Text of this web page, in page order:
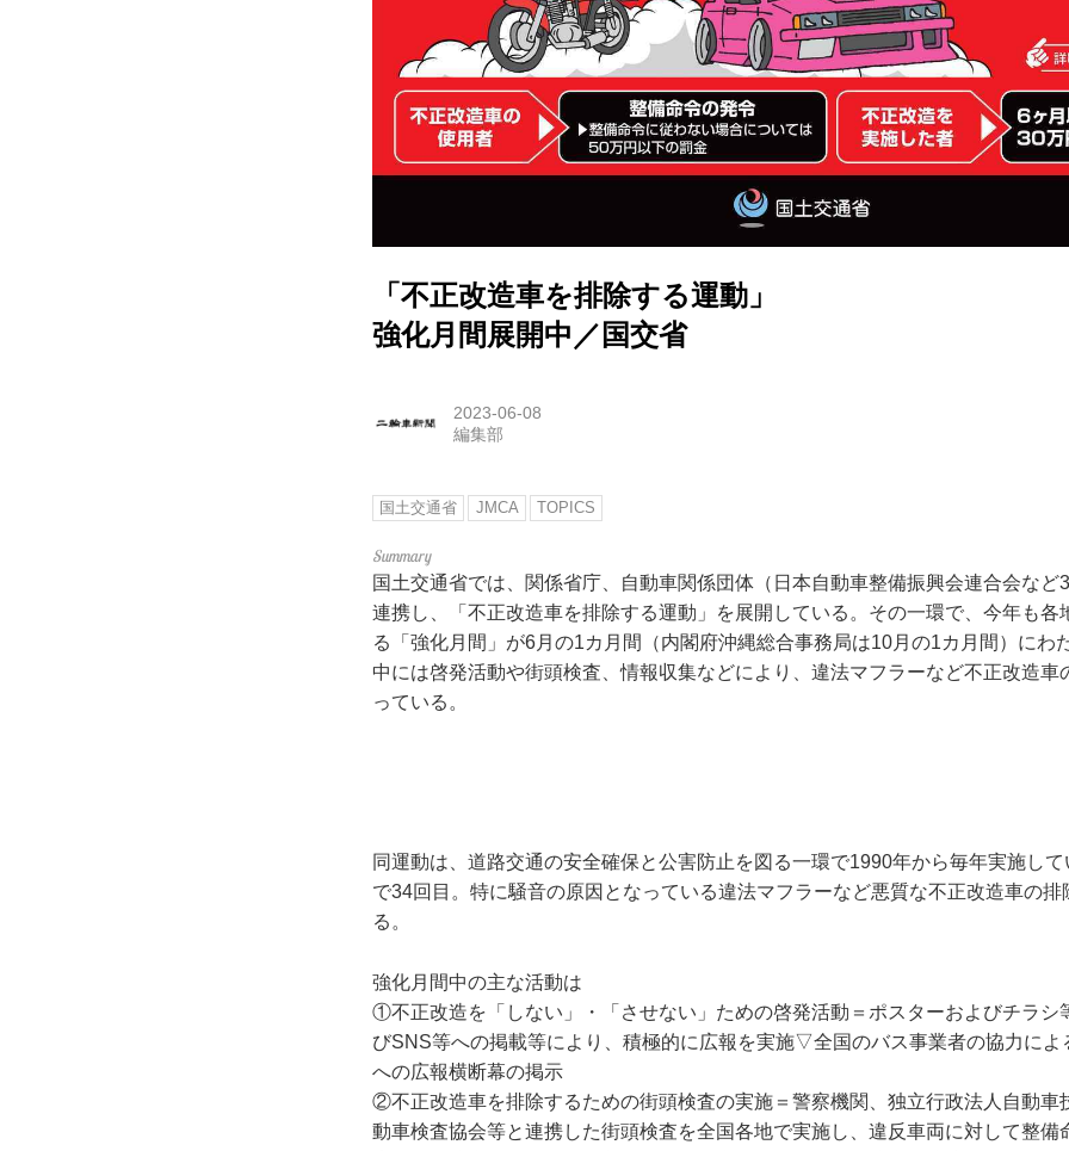
「不正改造車を排除する運動」
強化月間展開中／国交省
2023-06-08
編集部
国土交通省 JMCA TOPICS
国土交通省では、関係省庁、自動車関係団体（日本自動車整備振興会連合会など
連携し、「不正改造車を排除する運動」を展開している。その一環で、今年も各
る「強化月間」が6月の1カ月間（内閣府沖縄総合事務局は10月の1カ月間）にわ
中には啓発活動や街頭検査、情報収集などにより、違法マフラーなど不正改造車
っている。
同運動は、道路交通の安全確保と公害防止を図る一環で1990年から毎年実施し
で34回目。特に騒音の原因となっている違法マフラーなど悪質な不正改造車の排
る。
強化月間中の主な活動は
①不正改造を「しない」・「させない」ための啓発活動＝ポスターおよびチラシ
びSNS等への掲載等により、積極的に広報を実施▽全国のバス事業者の協力によ
への広報横断幕の掲示
②不正改造車を排除するための街頭検査の実施＝警察機関、独立行政法人自動車
動車検査協会等と連携した街頭検査を全国各地で実施し、違反車両に対して整備